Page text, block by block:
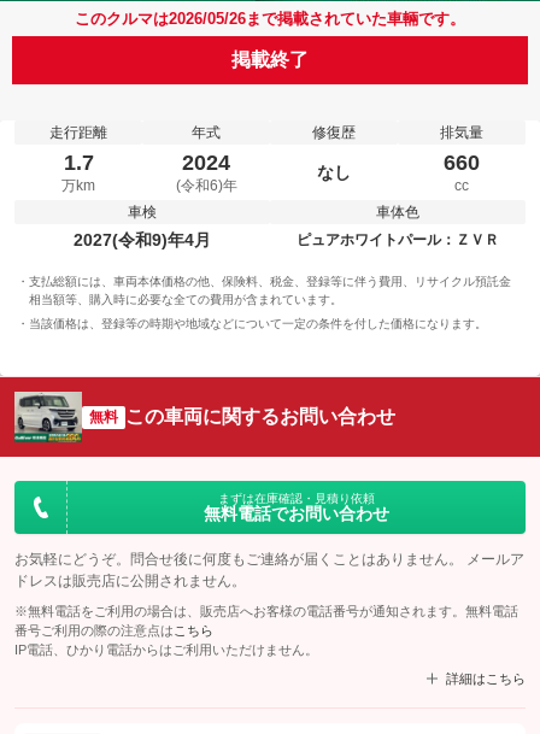
このクルマは2026/05/26まで掲載されていた車輛です。
掲載終了
走行距離
1.7
万km
年式
2024
(令和6)年
修復歴
なし
排気量
660
cc
車検
2027(令和9)年4月
車体色
ピュアホワイトパール：ＺＶＲ
支払総額には、車両本体価格の他、保険料、税金、登録等に伴う費用、リサイクル預託金
相当額等、購入時に必要な全ての費用が含まれています。
当該価格は、登録等の時期や地域などについて一定の条件を付した価格になります。
無料 この車両に関するお問い合わせ
まずは在庫確認・見積り依頼
無料電話でお問い合わせ
お気軽にどうぞ。問合せ後に何度もご連絡が届くことはありません。 メールア
ドレスは販売店に公開されません。
※無料電話をご利用の場合は、販売店へお客様の電話番号が通知されます。無料電話
番号ご利用の際の注意点は こちら
IP電話、ひかり電話からはご利用いただけません。
詳細はこちら